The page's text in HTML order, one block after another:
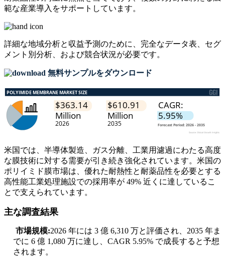
範な産業導入をサポートしています。
詳細な地域分析と収益予測のために、 完全なデータ表、セグ
メント別分析、および競合状況が必要です。
無料サンプルをダウンロード
米国では、半導体製造、ガス分離、工業用濾過にわたる高度
な膜技術に対する需要が引き続き強化されています。米国の
ポリイミド膜市場は、優れた耐熱性と耐薬品性を必要とする
高性能工業処理施設での採用率が 49% 近くに達しているこ
とで支えられています。
主な調査結果
市場規模:2026 年には 3 億 6,310 万と評価され、2035 年ま
でに 6 億 1,080 万に達し、CAGR 5.95% で成長すると予想
されます。